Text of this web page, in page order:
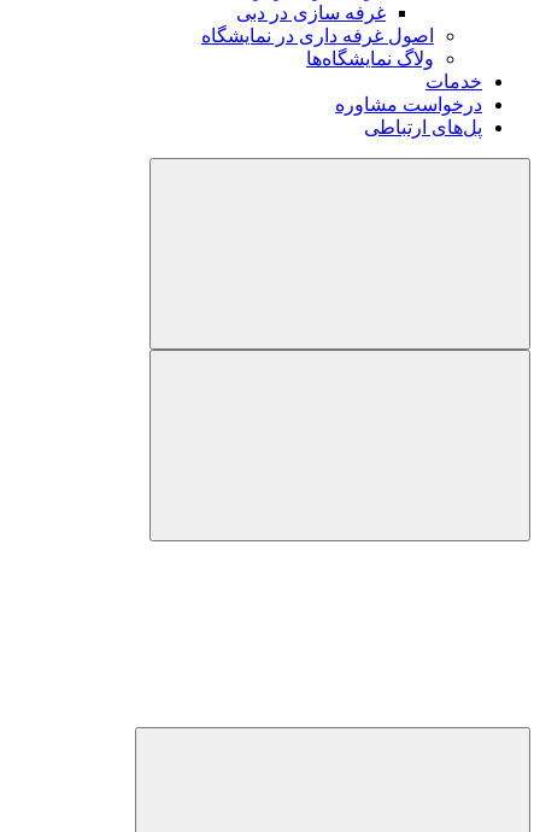
غرفه سازی در دبی
اصول غرفه داری در نمایشگاه
ولاگ نمایشگاه‌ها
خدمات
درخواست مشاوره
پل‌های ارتباطی